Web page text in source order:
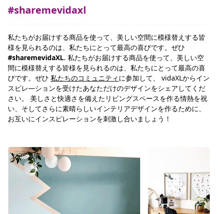
#sharemevidaxl
私たちがお届けする商品を使って、美しい空間に模様替えする皆
様を見られるのは、私たちにとって最高の喜びです。ぜひ
#sharemevidaXL. 私たちがお届けする商品を使って、美しい空
間に模様替えする皆様を見られるのは、私たちにとって最高の喜
びです。ぜひ 私たちのコミュニティ に参加して、 vidaXLからイン
スピレ―ションを受けたあなただけのデザインをシェアしてくだ
さい。 美しさと快適さを備えたリビングスペースを作る情熱を祝
い、そしてさらに素晴らしいインテリアデザインを作るために、
お互いにインスピレーションを刺激し合いましょう！